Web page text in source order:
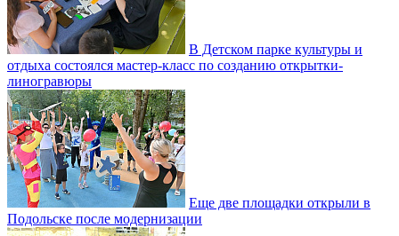
В Детском парке культуры и
отдыха состоялся мастер-класс по созданию открытки-
линогравюры
Еще две площадки открыли в
Подольске после модернизации